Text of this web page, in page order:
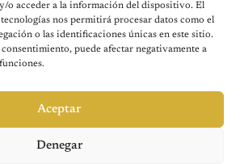
o acceder a la información del dispositivo. El
nos permitirá procesar datos como el
o las identificaciones únicas en este sitio.
puede afectar negativamente a
Aceptar
Denegar
de compra